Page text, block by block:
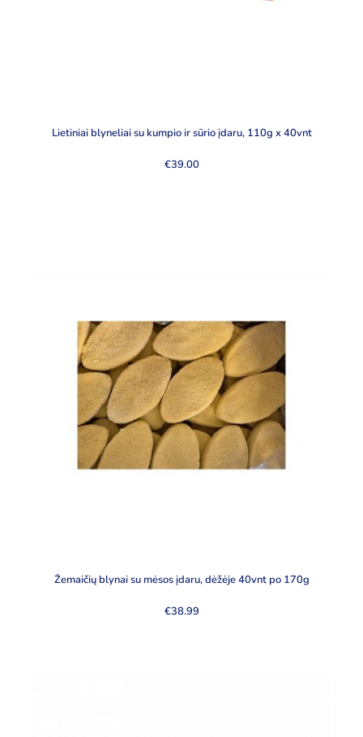
Lietiniai blyneliai su kumpio ir sūrio įdaru, 110g x 40vnt
€39.00
Žemaičių blynai su mėsos įdaru, dėžėje 40vnt po 170g
€38.99